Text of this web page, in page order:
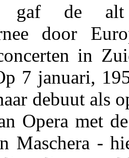
gaf de alt
door
in
7 januari,
debuut als
Opera met
Maschera -